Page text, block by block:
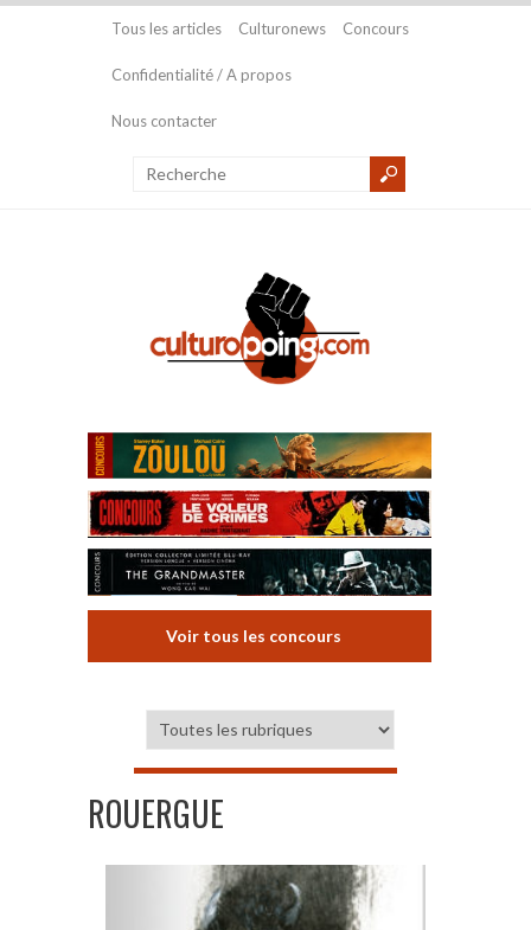
Tous les articles Culturonews Concours
Confidentialité / A propos
Nous contacter
Voir tous les concours
ROUERGUE